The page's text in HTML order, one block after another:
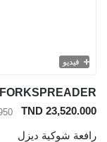
فيديو
TND 23,520.000
رافعة شوكية ديزل